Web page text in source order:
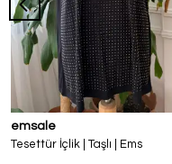
emsale
Tesettür İçlik | Taşlı | Ems